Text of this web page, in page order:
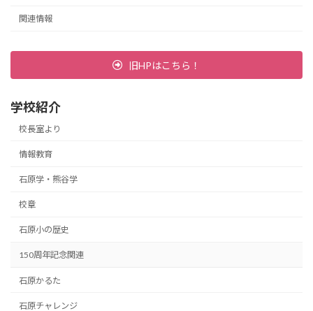
関連情報
旧HPはこちら！
学校紹介
校長室より
情報教育
石原学・熊谷学
校章
石原小の歴史
150周年記念関連
石原かるた
石原チャレンジ